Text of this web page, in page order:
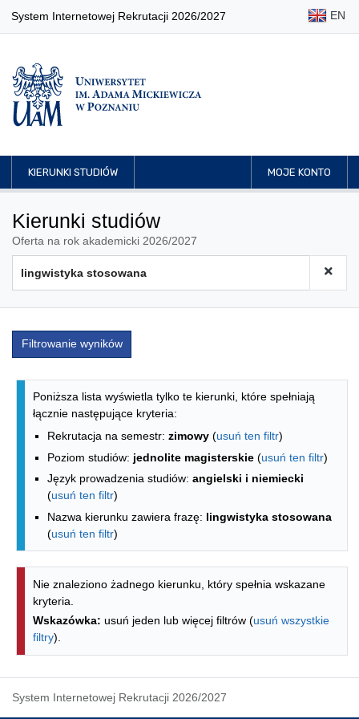
System Internetowej Rekrutacji 2026/2027 EN
KIERUNKI STUDIÓW MOJE KONTO
Kierunki studiów
Oferta na rok akademicki 2026/2027
Filtrowanie wyników
Lista kierunków - indeks alfabetyczny
Poniższa lista wyświetla tylko te kierunki, które spełniają
łącznie następujące kryteria:
Rekrutacja na semestr: zimowy (usuń ten filtr)
Poziom studiów: jednolite magisterskie (usuń ten filtr)
Język prowadzenia studiów: angielski i niemiecki
(usuń ten filtr)
Nazwa kierunku zawiera frazę: lingwistyka stosowana
(usuń ten filtr)
Nie znaleziono żadnego kierunku, który spełnia wskazane
kryteria.
Wskazówka: usuń jeden lub więcej filtrów (usuń wszystkie
filtry).
System Internetowej Rekrutacji 2026/2027